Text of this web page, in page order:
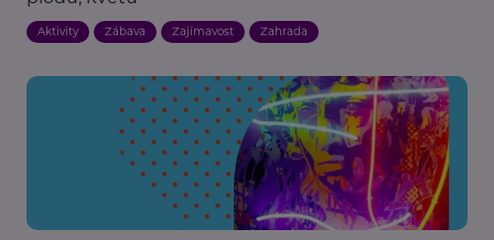
Aktivity Zábava Zajímavost Zahrada